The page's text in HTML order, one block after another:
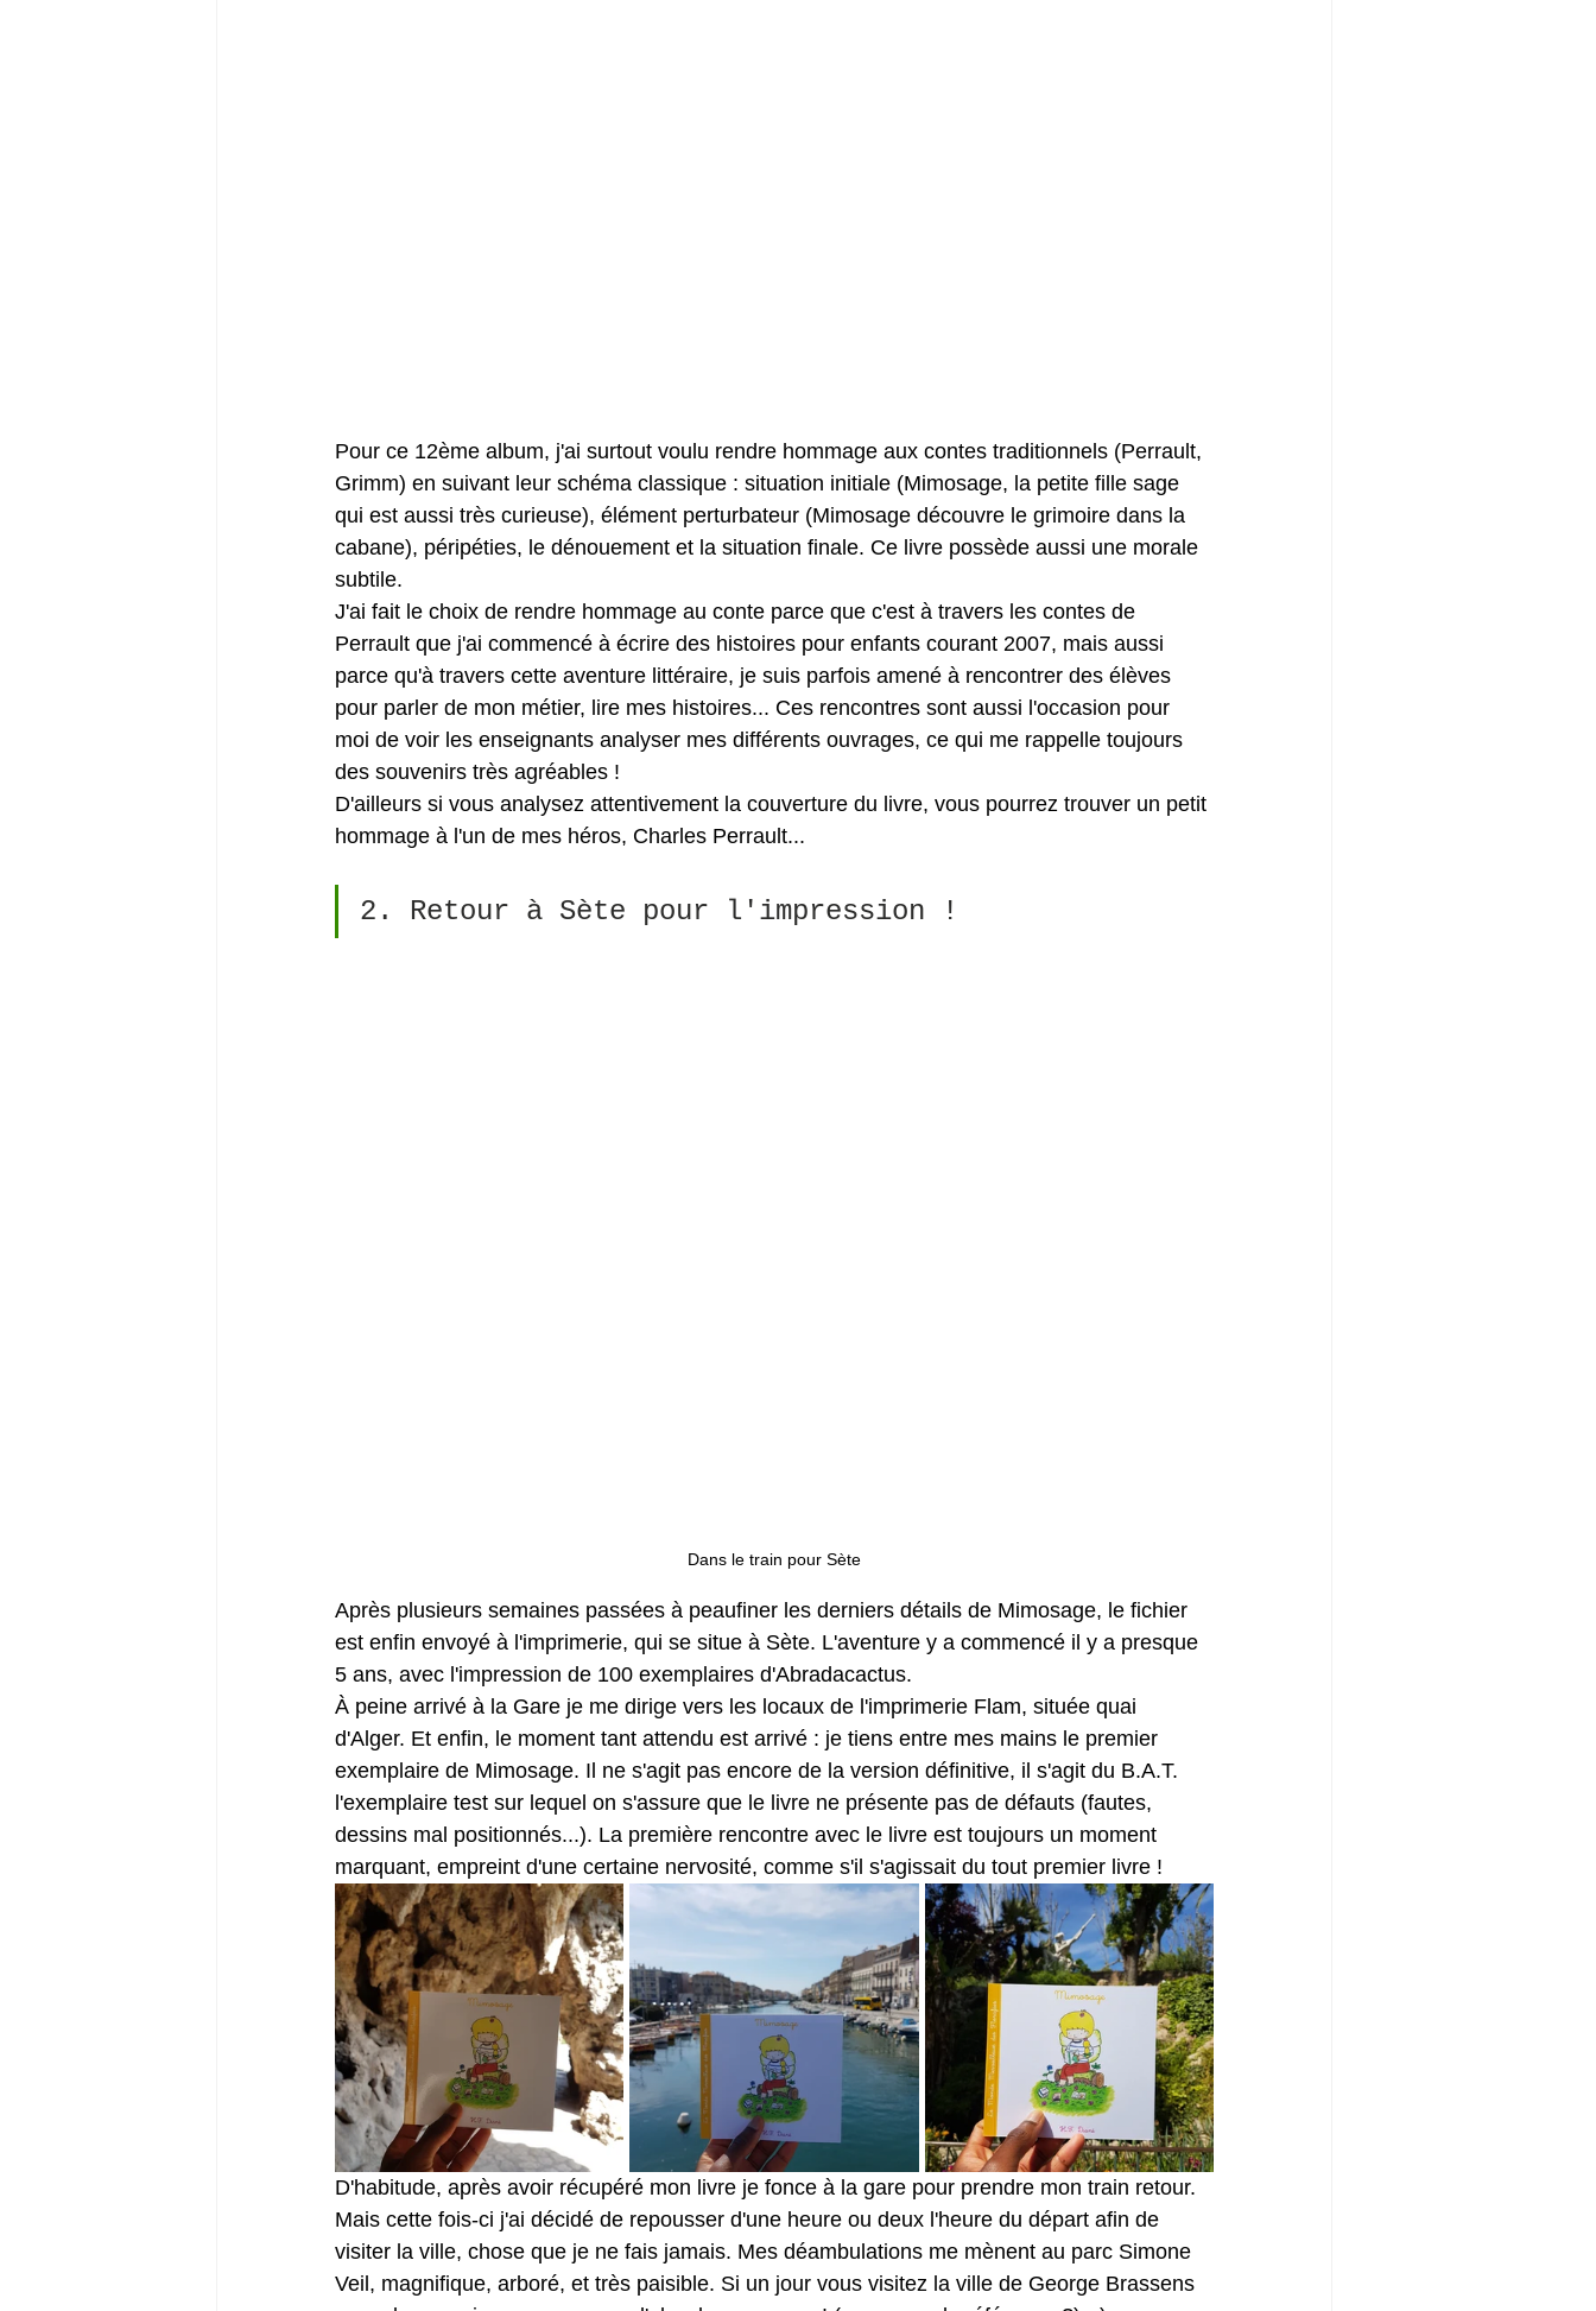
Pour ce 12ème album, j'ai surtout voulu rendre hommage aux contes traditionnels (Perrault,
Grimm) en suivant leur schéma classique : situation initiale (Mimosage, la petite fille sage
qui est aussi très curieuse), élément perturbateur (Mimosage découvre le grimoire dans la
cabane), péripéties, le dénouement et la situation finale. Ce livre possède aussi une morale
subtile.
J'ai fait le choix de rendre hommage au conte parce que c'est à travers les contes de
Perrault que j'ai commencé à écrire des histoires pour enfants courant 2007, mais aussi
parce qu'à travers cette aventure littéraire, je suis parfois amené à rencontrer des élèves
pour parler de mon métier, lire mes histoires... Ces rencontres sont aussi l'occasion pour
moi de voir les enseignants analyser mes différents ouvrages, ce qui me rappelle toujours
des souvenirs très agréables !
D'ailleurs si vous analysez attentivement la couverture du livre, vous pourrez trouver un petit
hommage à l'un de mes héros, Charles Perrault...
2. Retour à Sète pour l'impression !
Dans le train pour Sète
Après plusieurs semaines passées à peaufiner les derniers détails de Mimosage, le fichier
est enfin envoyé à l'imprimerie, qui se situe à Sète. L'aventure y a commencé il y a presque
5 ans, avec l'impression de 100 exemplaires d'Abradacactus.
À peine arrivé à la Gare je me dirige vers les locaux de l'imprimerie Flam, située quai
d'Alger. Et enfin, le moment tant attendu est arrivé : je tiens entre mes mains le premier
exemplaire de Mimosage. Il ne s'agit pas encore de la version définitive, il s'agit du B.A.T.
l'exemplaire test sur lequel on s'assure que le livre ne présente pas de défauts (fautes,
dessins mal positionnés...). La première rencontre avec le livre est toujours un moment
marquant, empreint d'une certaine nervosité, comme s'il s'agissait du tout premier livre !
D'habitude, après avoir récupéré mon livre je fonce à la gare pour prendre mon train retour.
Mais cette fois-ci j'ai décidé de repousser d'une heure ou deux l'heure du départ afin de
visiter la ville, chose que je ne fais jamais. Mes déambulations me mènent au parc Simone
Veil, magnifique, arboré, et très paisible. Si un jour vous visitez la ville de George Brassens